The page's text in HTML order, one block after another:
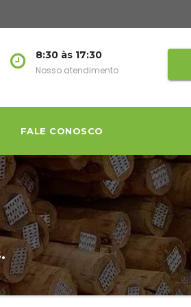
8:30 às 17:30
Nosso atendimento
FALE CONOSCO